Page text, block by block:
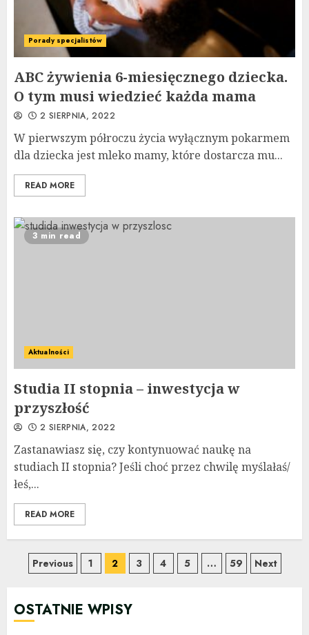
Porady specjalistów
ABC żywienia 6-miesięcznego dziecka.
O tym musi wiedzieć każda mama
2 SIERPNIA, 2022
W pierwszym półroczu życia wyłącznym pokarmem
dla dziecka jest mleko mamy, które dostarcza mu...
READ MORE
3 min read
Aktualności
Studia II stopnia – inwestycja w
przyszłość
2 SIERPNIA, 2022
Zastanawiasz się, czy kontynuować naukę na
studiach II stopnia? Jeśli choć przez chwilę myślałaś/
łeś,...
READ MORE
Nawigacja
wpisach
Previous 1 2 3 4 5 … 59 Next
OSTATNIE WPISY